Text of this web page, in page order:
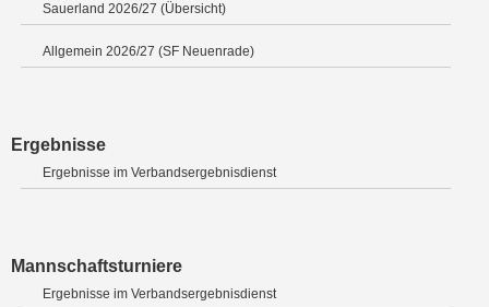
Sauerland 2026/27 (Übersicht)
Allgemein 2026/27 (SF Neuenrade)
Ergebnisse
Ergebnisse im Verbandsergebnisdienst
Mannschaftsturniere
Ergebnisse im Verbandsergebnisdienst